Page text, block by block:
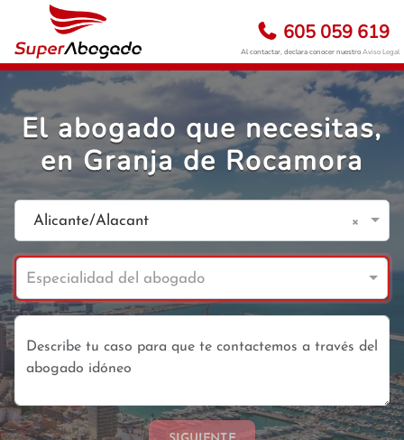
605 059 619
Al contactar, declara conocer nuestroAviso Legal
El abogado que necesitas,
en Granja de Rocamora
Alicante/Alacant ×
Especialidad del abogado